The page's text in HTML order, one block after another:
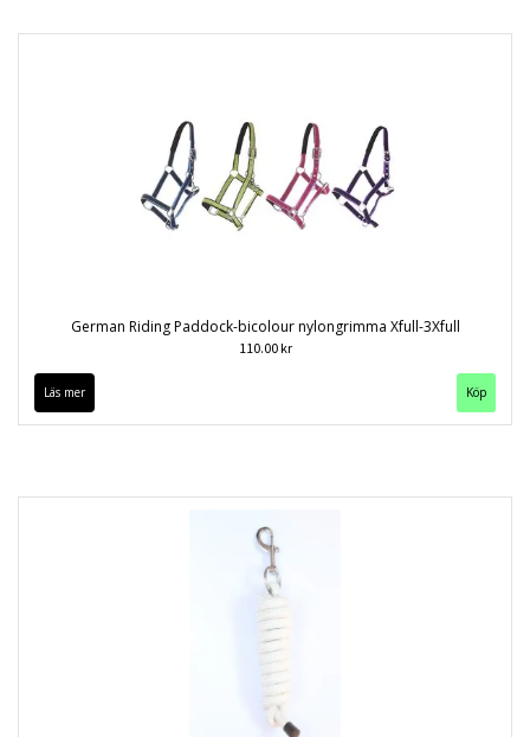
German Riding Paddock-bicolour nylongrimma Xfull-3Xfull
110.00 kr
Läs mer Köp